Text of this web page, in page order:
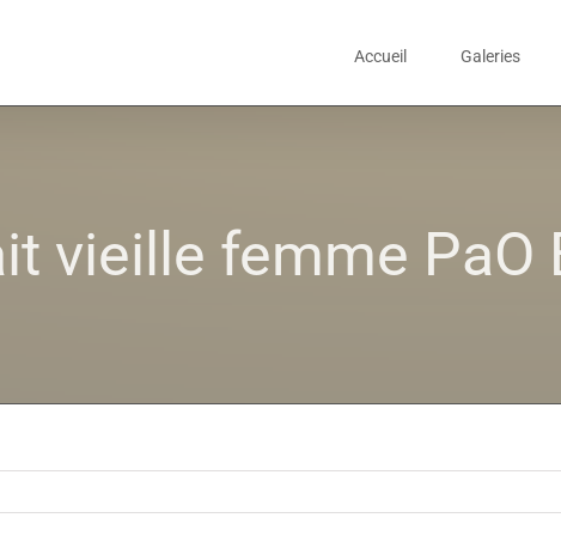
Accueil Galeries
vieille femme PaO